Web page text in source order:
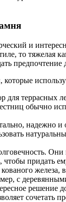
и
то тяжелая
террасных
обычно
надежно и
придать
с
решение
сочетать